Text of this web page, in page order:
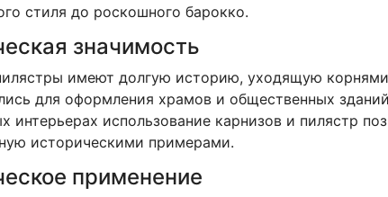
стиля до роскошного барокко.
значимость
имеют долгую историю, уходящую
для оформления храмов и общественных
интерьерах использование карнизов и пилястр
историческими примерами.
применение